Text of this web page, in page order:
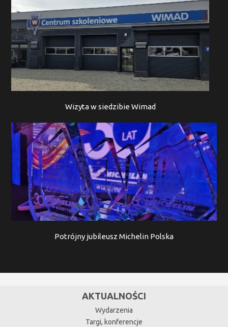
Wizyta w siedzibie Wimad
Potrójny jubileusz Michelin Polska
AKTUALNOŚCI
Wydarzenia
Targi, konferencje